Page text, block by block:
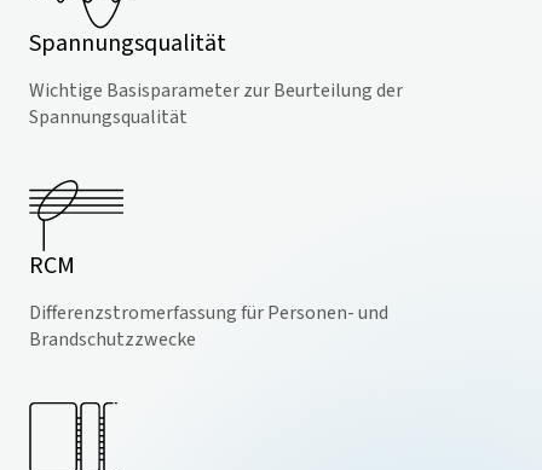
Spannungsqualität
Wichtige Basisparameter zur Beurteilung der
Spannungsqualität
RCM
Differenzstromerfassung für Personen- und
Brandschutzzwecke